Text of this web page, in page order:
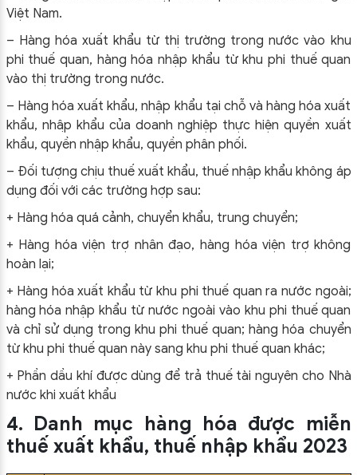
Việt Nam.
– Hàng hóa xuất khẩu từ thị trường trong nước vào khu
phi thuế quan, hàng hóa nhập khẩu từ khu phi thuế quan
vào thị trường trong nước.
– Hàng hóa xuất khẩu, nhập khẩu tại chỗ và hàng hóa xuất
khẩu, nhập khẩu của doanh nghiệp thực hiện quyền xuất
khẩu, quyền nhập khẩu, quyền phân phối.
– Đối tượng chịu thuế xuất khẩu, thuế nhập khẩu không áp
dụng đối với các trường hợp sau:
+ Hàng hóa quá cảnh, chuyển khẩu, trung chuyển;
+ Hàng hóa viện trợ nhân đạo, hàng hóa viện trợ không
hoàn lại;
+ Hàng hóa xuất khẩu từ khu phi thuế quan ra nước ngoài;
hàng hóa nhập khẩu từ nước ngoài vào khu phi thuế quan
và chỉ sử dụng trong khu phi thuế quan; hàng hóa chuyển
từ khu phi thuế quan này sang khu phi thuế quan khác;
+ Phần dầu khí được dùng để trả thuế tài nguyên cho Nhà
nước khi xuất khẩu
4. Danh mục hàng hóa được miễn
thuế xuất khẩu, thuế nhập khẩu 2023